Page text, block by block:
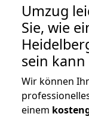
Umzug
Sie, wie
sein kann
Wir können
einem